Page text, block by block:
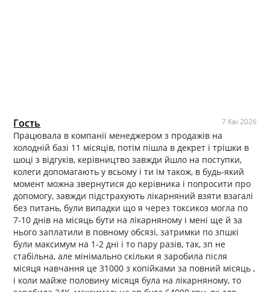
Гость 7 Кві 2026
Працювала в компанії менеджером з продажів на
холодній базі 11 місяців, потім пішла в декрет і трішки в
шоці з відгуків, керівництво завжди йшло на поступки,
колеги допомагають у всьому і ти їм також, в будь-який
момент можна звернутися до керівника і попросити про
допомогу, завжди підстрахують лікарняний взяти взагалі
без питань, були випадки що я через токсикоз могла по
7-10 днів на місяць бути на лікарняному і мені ще й за
нього заплатили в повному обсязі, затримки по зпшкі
були максимум на 1-2 дні і то пару разів, так, зп не
стабільна, але мінімально скільки я заробила після
місяця навчання це 31000 з копійками за повний місяць ,
і коли майже половину місяця була на лікарняному, то